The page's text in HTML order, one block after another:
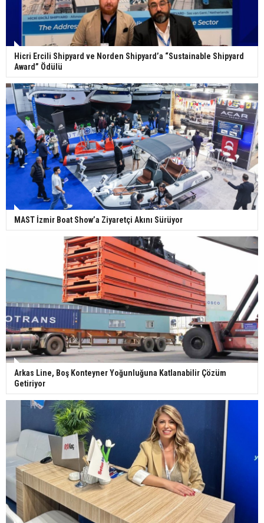
Hicri Ercili Shipyard ve Norden Shipyard’a “Sustainable Shipyard
Award” Ödülü
MAST İzmir Boat Show’a Ziyaretçi Akını Sürüyor
Arkas Line, Boş Konteyner Yoğunluğuna Katlanabilir Çözüm
Getiriyor